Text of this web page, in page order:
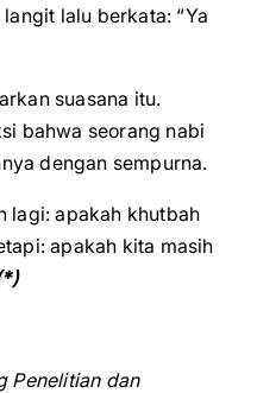
lalu berkata: “Ya
suasana itu.
bahwa seorang nabi
dengan sempurna.
lagi: apakah khutbah
apakah kita masih
Penelitian dan